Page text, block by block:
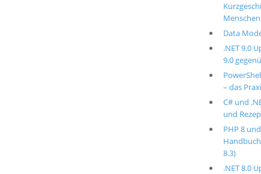
Data
.NET 9.0
9.0
– das
C# und
und
PHP 8
8.3)
.NET 8.0